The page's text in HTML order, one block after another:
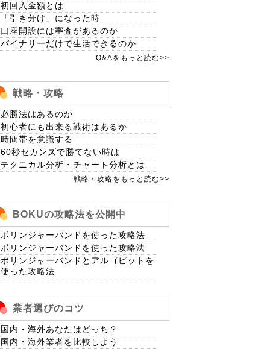
初回入金額とは
「引き分け」になった時
口座開設には審査があるのか
バイナリーだけで生活できるのか
Q&Aをもっと読む>>
戦略・攻略
必勝法はあるのか
初心者にも出来る戦術はあるか
時間帯を意識する
60秒セカンズで勝てない時は
テクニカル分析・チャート分析とは
戦略・攻略をもっと読む>>
BOKUの攻略法を公開中
ボリンジャーバンドを使った攻略法
ボリンジャーバンドを使った攻略法
ボリンジャーバンドとアルゴビットを
使った攻略法
業者選びのコツ
国内・海外あなたはどっち？
国内・海外業者を比較しよう